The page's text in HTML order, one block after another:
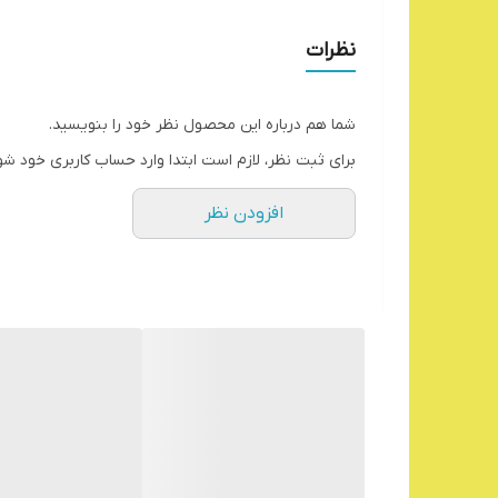
نظرات
شما هم درباره این محصول نظر خود را بنویسید.
برای ثبت نظر، لازم است ابتدا وارد حساب کاربری خود
افزودن نظر